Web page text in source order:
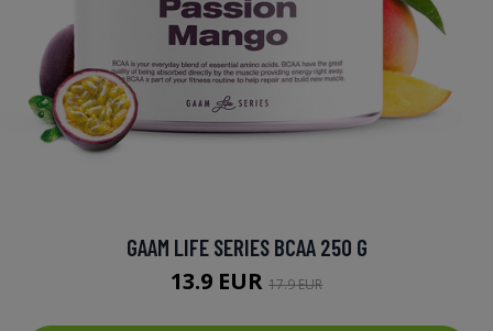
GAAM LIFE SERIES BCAA 250 G
13.9 EUR 17.9 EUR